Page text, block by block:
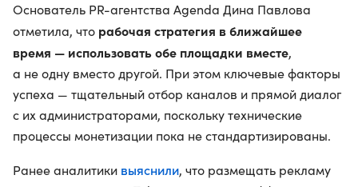
Основатель PR-агентства Agenda Дина Павлова
отметила, что рабочая стратегия в ближайшее
время — использовать обе площадки вместе,
а не одну вместо другой. При этом ключевые факторы
успеха — тщательный отбор каналов и прямой диалог
с их администраторами, поскольку технические
процессы монетизации пока не стандартизированы.
Ранее аналитики выяснили, что размещать рекламу